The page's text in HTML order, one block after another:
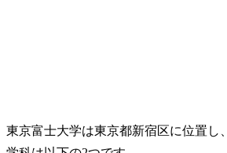
東京富士大学は東京都新宿区に位置し、